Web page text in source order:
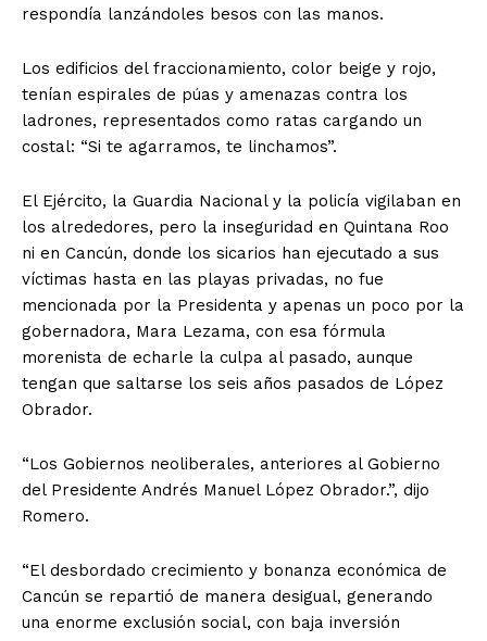
respondía lanzándoles besos con las manos.
Los edificios del fraccionamiento, color beige y rojo,
tenían espirales de púas y amenazas contra los
ladrones, representados como ratas cargando un
costal: “Si te agarramos, te linchamos”.
El Ejército, la Guardia Nacional y la policía vigilaban en
los alrededores, pero la inseguridad en Quintana Roo
ni en Cancún, donde los sicarios han ejecutado a sus
víctimas hasta en las playas privadas, no fue
mencionada por la Presidenta y apenas un poco por la
gobernadora, Mara Lezama, con esa fórmula
morenista de echarle la culpa al pasado, aunque
tengan que saltarse los seis años pasados de López
Obrador.
“Los Gobiernos neoliberales, anteriores al Gobierno
del Presidente Andrés Manuel López Obrador.”, dijo
Romero.
“El desbordado crecimiento y bonanza económica de
Cancún se repartió de manera desigual, generando
una enorme exclusión social, con baja inversión